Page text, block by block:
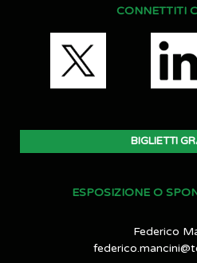
CONNETTITI
BIGLIETTI
ESPOSIZIONE O
Federico